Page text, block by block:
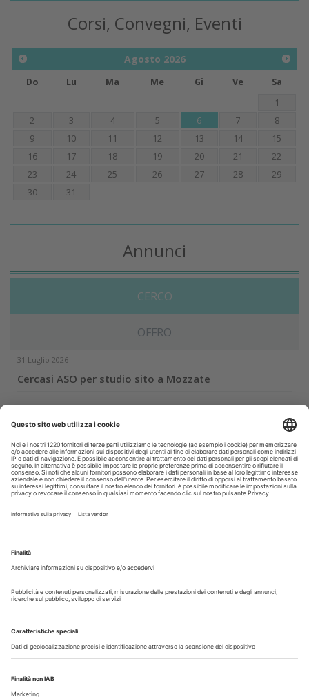
Corsi, Convegni, Eventi
Agosto 2026
Do Lu Ma Me Gi Ve
Sa
1
2
3 4 5 6 7
8
9
10 11 12 13 14
15
16
17 18 19 20 21
22
23
24 25 26 27 28
29
30
31
Annunci
CERCO
OFFRO
31 Luglio 2026
Cercasi ASO per studio sito a Mozzate
30 Luglio 2026
Cercasi assistente alla poltrona in Cusago
30 Luglio 2026
Pistoia - studio cerca segretaria
Il flusso di lavoro dell’odontoiatra chairside
Odontoiatria33